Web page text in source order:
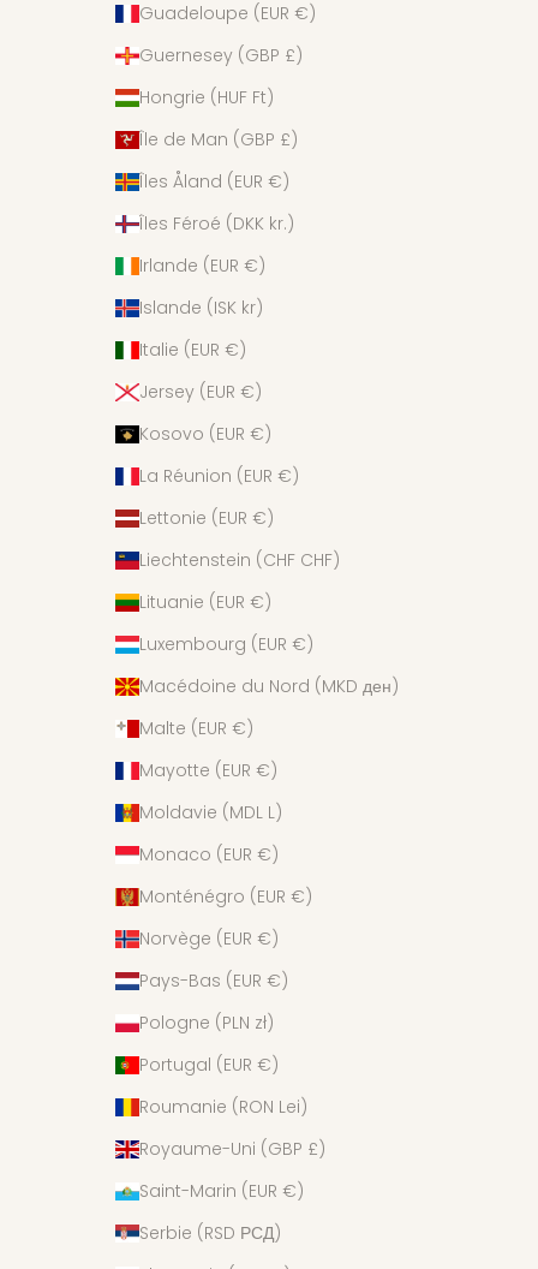
Guadeloupe (EUR €)
Guernesey (GBP £)
Hongrie (HUF Ft)
Île de Man (GBP £)
Îles Åland (EUR €)
Îles Féroé (DKK kr.)
Irlande (EUR €)
Islande (ISK kr)
Italie (EUR €)
Jersey (EUR €)
Kosovo (EUR €)
La Réunion (EUR €)
Lettonie (EUR €)
Liechtenstein (CHF CHF)
Lituanie (EUR €)
Luxembourg (EUR €)
Macédoine du Nord (MKD ден)
Malte (EUR €)
Mayotte (EUR €)
Moldavie (MDL L)
Monaco (EUR €)
Monténégro (EUR €)
Norvège (EUR €)
Pays-Bas (EUR €)
Pologne (PLN zł)
Portugal (EUR €)
Roumanie (RON Lei)
Royaume-Uni (GBP £)
Saint-Marin (EUR €)
Serbie (RSD РСД)